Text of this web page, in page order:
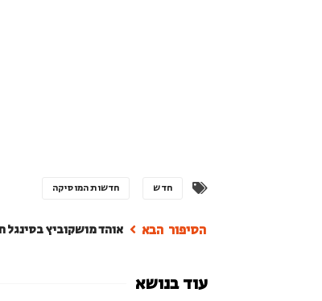
חדש חדשות המוסיקה
אוהד מושקוביץ